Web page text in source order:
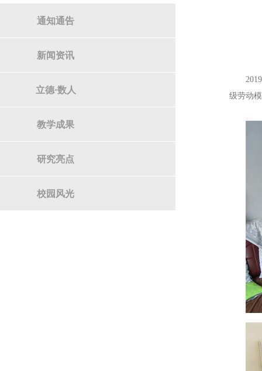
通知通告
新闻资讯
立德·数人
教学成果
研究亮点
校园风光
级劳动